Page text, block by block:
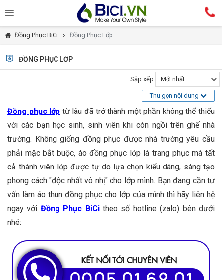
Đồng Phục BiCi Đồng Phục Lớp
ĐỒNG PHỤC LỚP
Sắp xếp Mới nhất
Thu gọn nội dung
Đồng phục lớp từ lâu đã trở thành một phần không thể thiếu
với các bạn học sinh, sinh viên khi còn ngồi trên ghế nhà
trường. Không giống đồng phục được nhà trường yêu cầu
phải mặc bắt buộc, áo đồng phục lớp là trang phục mà tất
cả thành viên lớp được tự do lựa chọn kiểu dáng, sáng tạo
phong cách "độc nhất vô nhị" cho lớp mình. Bạn đang cần tư
vấn làm áo thun đồng phục cho lớp của mình thì hãy liên hệ
ngay với Đồng Phục BiCitheo số hotline (zalo) bên dưới
nhé: